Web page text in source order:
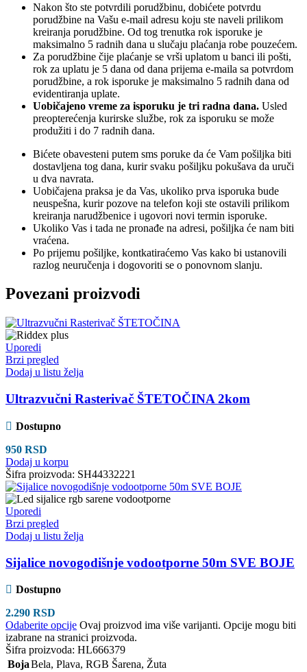
Nakon što ste potvrdili porudžbinu, dobićete potvrdu
porudžbine na Vašu e-mail adresu koju ste naveli prilikom
kreiranja porudžbine. Od tog trenutka rok isporuke je
maksimalno 5 radnih dana u slučaju plaćanja robe pouzećem.
Za porudžbine čije plaćanje se vrši uplatom u banci ili pošti,
rok za uplatu je 5 dana od dana prijema e-maila sa potvrdom
porudžbine, a rok isporuke je maksimalno 5 radnih dana od
evidentiranja uplate.
Uobičajeno vreme za isporuku je tri radna dana. Usled
preopterećenja kurirske službe, rok za isporuku se može
produžiti i do 7 radnih dana.
Bićete obavesteni putem sms poruke da će Vam pošiljka biti
dostavljena tog dana, kurir svaku pošiljku pokušava da uruči
u dva navrata.
Uobičajena praksa je da Vas, ukoliko prva isporuka bude
neuspešna, kurir pozove na telefon koji ste ostavili prilikom
kreiranja narudžbenice i ugovori novi termin isporuke.
Ukoliko Vas i tada ne pronađe na adresi, pošiljka će nam biti
vraćena.
Po prijemu pošiljke, kontkatiraćemo Vas kako bi ustanovili
razlog neuručenja i dogovoriti se o ponovnom slanju.
Povezani proizvodi
Uporedi
Brzi pregled
Dodaj u listu želja
Ultrazvučni Rasterivač ŠTETOČINA 2kom
Dostupno
950 RSD
Dodaj u korpu
Šifra proizvoda: SH44332221
Uporedi
Brzi pregled
Dodaj u listu želja
Sijalice novogodišnje vodootporne 50m SVE BOJE
Dostupno
2.290 RSD
Odaberite opcije Ovaj proizvod ima više varijanti. Opcije mogu biti
izabrane na stranici proizvoda.
Šifra proizvoda: HL666379
BojaBela, Plava, RGB Šarena, Žuta